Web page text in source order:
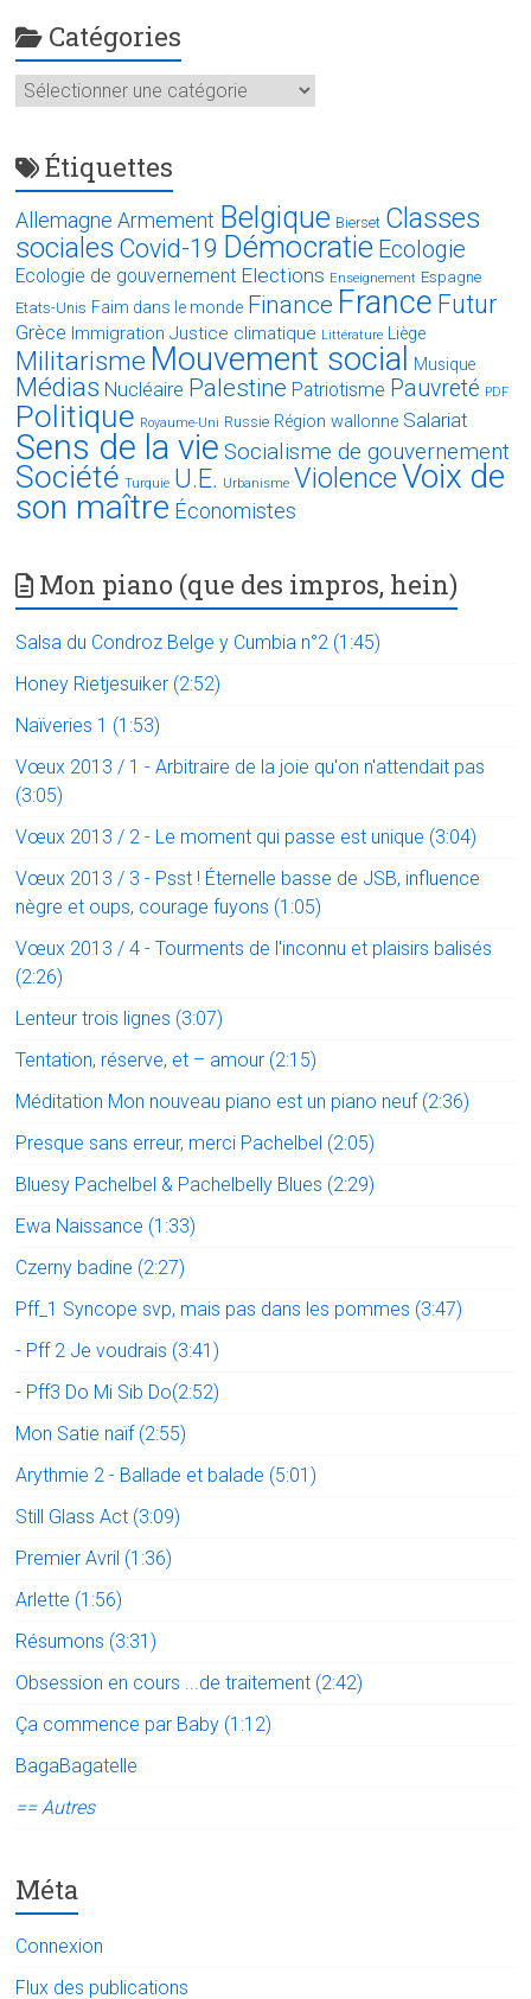
Catégories
Catégories
Étiquettes
Allemagne Armement Belgique Bierset Classes
sociales Covid-19 Démocratie Ecologie
Ecologie de gouvernement Elections Enseignement Espagne
Etats-Unis Faim dans le monde Finance France Futur
Grèce Immigration Justice climatique Littérature Liège
Militarisme Mouvement social Musique
Médias Nucléaire Palestine Patriotisme Pauvreté PDF
Politique Royaume-Uni Russie Région wallonne Salariat
Sens de la vie Socialisme de gouvernement
Société Turquie U.E. Urbanisme ViolenceVoix de
son maître Économistes
Mon piano (que des impros, hein)
Salsa du Condroz Belge y Cumbia n°2 (1:45)
Honey Rietjesuiker (2:52)
Naïveries 1 (1:53)
Vœux 2013 / 1 - Arbitraire de la joie qu'on n'attendait pas
(3:05)
Vœux 2013 / 2 - Le moment qui passe est unique (3:04)
Vœux 2013 / 3 - Psst ! Éternelle basse de JSB, influence
nègre et oups, courage fuyons (1:05)
Vœux 2013 / 4 - Tourments de l'inconnu et plaisirs balisés
(2:26)
Lenteur trois lignes (3:07)
Tentation, réserve, et – amour (2:15)
Méditation Mon nouveau piano est un piano neuf (2:36)
Presque sans erreur, merci Pachelbel (2:05)
Bluesy Pachelbel & Pachelbelly Blues (2:29)
Ewa Naissance (1:33)
Czerny badine (2:27)
Pff_1 Syncope svp, mais pas dans les pommes (3:47)
- Pff 2 Je voudrais (3:41)
- Pff3 Do Mi Sib Do(2:52)
Mon Satie naïf (2:55)
Arythmie 2 - Ballade et balade (5:01)
Still Glass Act (3:09)
Premier Avril (1:36)
Arlette (1:56)
Résumons (3:31)
Obsession en cours ...de traitement (2:42)
Ça commence par Baby (1:12)
BagaBagatelle
== Autres
Méta
Connexion
Flux des publications